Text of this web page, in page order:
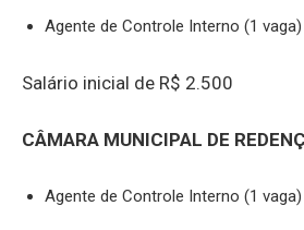
Agente de Controle Interno (1 vaga)
Salário inicial de R$ 2.500
CÂMARA MUNICIPAL DE
Agente de Controle Interno (1 vaga)